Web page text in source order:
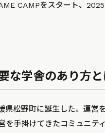
CAMPをスタート、
な学舎のあり方
県松野町に誕生した。運営
を手掛けてきたコミュニテ